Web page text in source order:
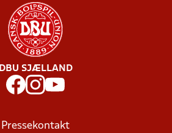
DBU SJÆLLAND
Pressekontakt